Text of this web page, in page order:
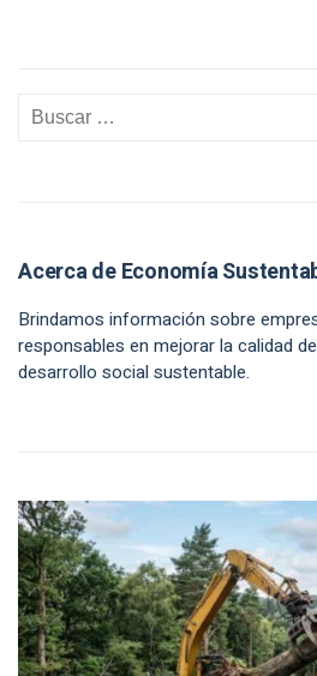
Acerca de Economía
Brindamos información sobre
responsables en mejorar la calidad
desarrollo social sustentable.